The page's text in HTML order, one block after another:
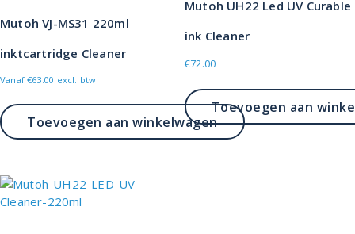
Mutoh VJ-MS31 220ml
inktcartridge Cleaner
Vanaf€63.00 excl. btw
Toevoegen aan winkelwagen
Mutoh UH22 Led UV Curable
ink Cleaner
€72.00
Toevoegen aan